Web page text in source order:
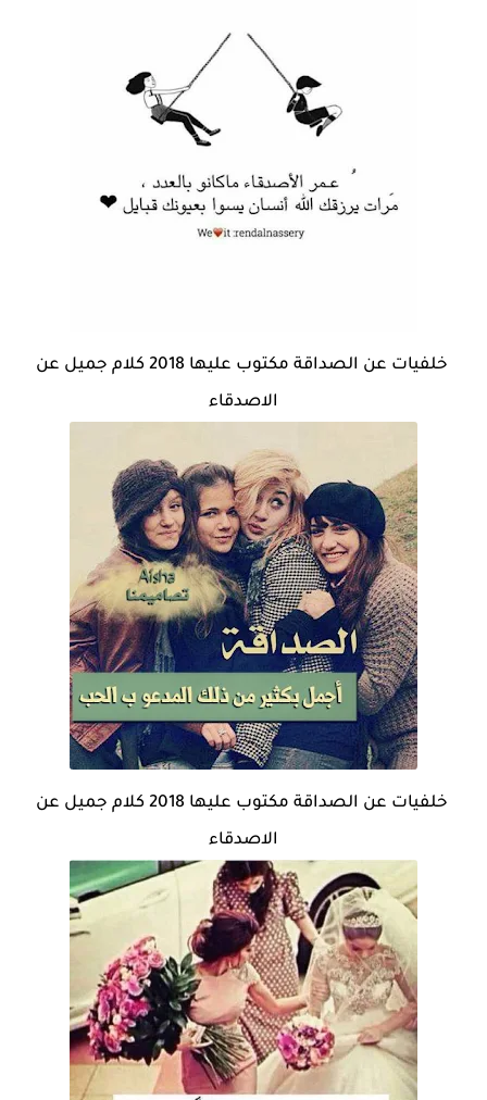
خلفيات عن الصداقة مكتوب عليها 2018 كلام جميل عن
الاصدقاء
خلفيات عن الصداقة مكتوب عليها 2018 كلام جميل عن
الاصدقاء